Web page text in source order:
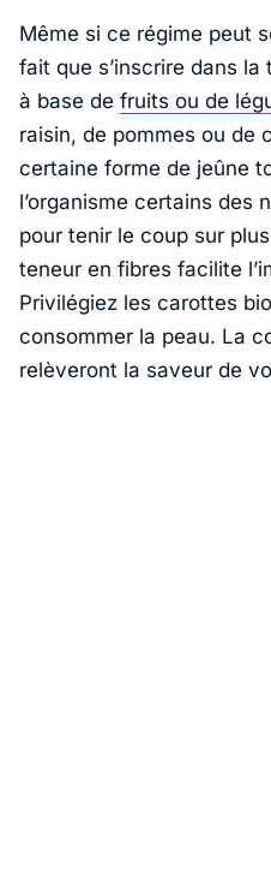
Même si ce régime peut
fait que s’inscrire dans
à base de fruits ou de
raisin, de pommes ou de
certaine forme de jeûne
l’organisme certains des
pour tenir le coup sur
teneur en fibres facilite
Privilégiez les carottes
consommer la peau. La
relèveront la saveur de